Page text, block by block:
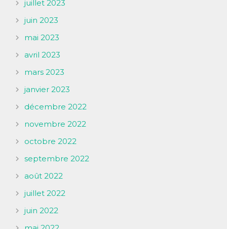
juillet 2023
juin 2023
mai 2023
avril 2023
mars 2023
janvier 2023
décembre 2022
novembre 2022
octobre 2022
septembre 2022
août 2022
juillet 2022
juin 2022